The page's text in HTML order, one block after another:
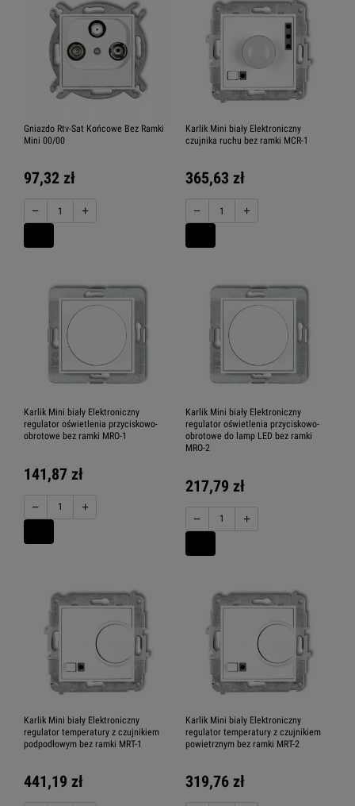
Gniazdo Rtv-Sat Końcowe Bez Ramki
Mini 00/00
97,32 zł
− +
Karlik Mini biały Elektroniczny
czujnika ruchu bez ramki MCR-1
365,63 zł
− +
Karlik Mini biały Elektroniczny
regulator oświetlenia przyciskowo-
obrotowe bez ramki MRO-1
141,87 zł
− +
Karlik Mini biały Elektroniczny
regulator oświetlenia przyciskowo-
obrotowe do lamp LED bez ramki
MRO-2
217,79 zł
− +
Karlik Mini biały Elektroniczny
regulator temperatury z czujnikiem
podpodłowym bez ramki MRT-1
441,19 zł
Karlik Mini biały Elektroniczny
regulator temperatury z czujnikiem
powietrznym bez ramki MRT-2
319,76 zł